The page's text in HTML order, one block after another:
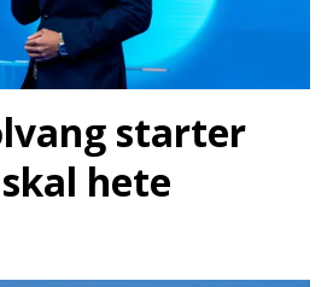
starter
hete